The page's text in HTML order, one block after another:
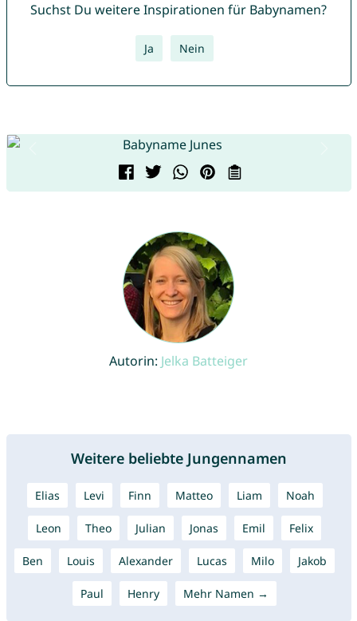
Suchst Du weitere Inspirationen für Babynamen?
Ja Nein
Autorin: Jelka Batteiger
Weitere beliebte Jungennamen
Elias Levi Finn Matteo Liam Noah
Leon Theo Julian Jonas Emil Felix
Ben Louis Alexander Lucas Milo Jakob
Paul Henry Mehr Namen →